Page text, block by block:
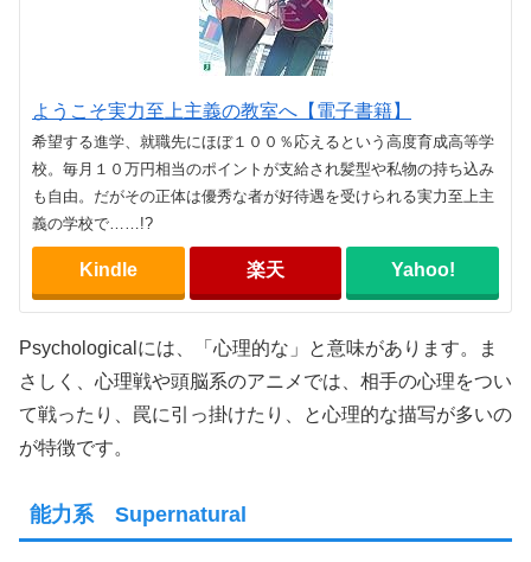
ようこそ実力至上主義の教室へ【電子書籍】
希望する進学、就職先にほぼ１００％応えるという高度育成高等学
校。毎月１０万円相当のポイントが支給され髪型や私物の持ち込み
も自由。だがその正体は優秀な者が好待遇を受けられる実力至上主
義の学校で……!?
Kindle 楽天 Yahoo!
Psychologicalには、「心理的な」と意味があります。ま
さしく、心理戦や頭脳系のアニメでは、相手の心理をつい
て戦ったり、罠に引っ掛けたり、と心理的な描写が多いの
が特徴です。
能力系 Supernatural